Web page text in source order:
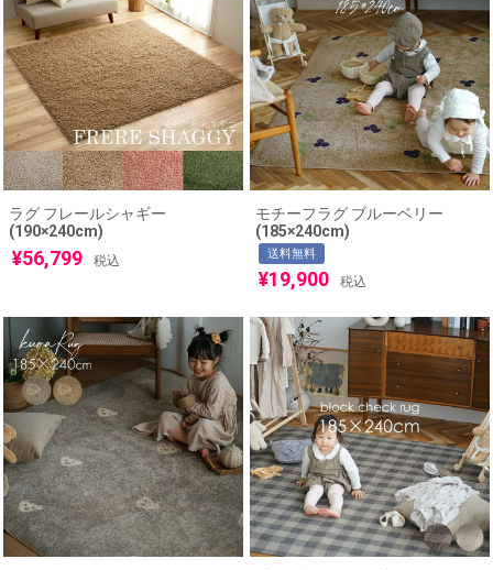
ラグ フレールシャギー
(190×240cm)
¥56,799 税込
モチーフラグ ブルーベリー
(185×240cm)
送料無料
¥19,900 税込